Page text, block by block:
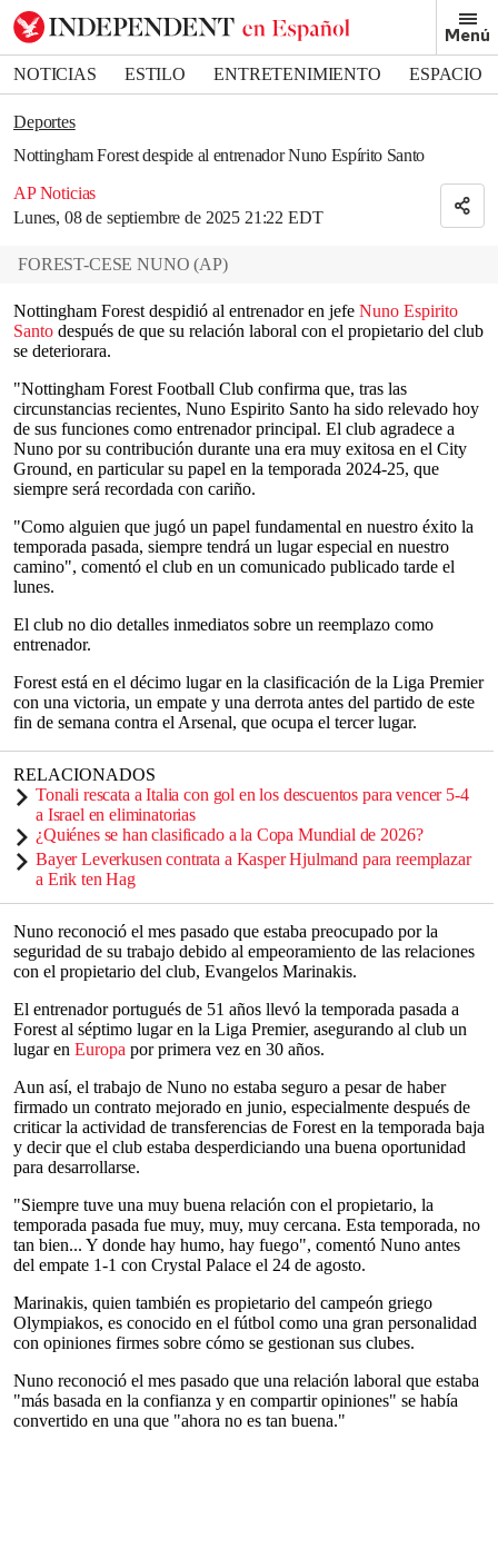
Menú
NOTICIAS ESTILO ENTRETENIMIENTO
ESPACIO
DEPORTES
Deportes
Nottingham Forest despide al entrenador Nuno Espírito Santo
AP Noticias
Lunes, 08 de septiembre de 2025 21:22 EDT
Bookmark popover
Removed from bookmarks
Close popover
FOREST-CESE NUNO (AP)
Nottingham Forest despidió al entrenador en jefe Nuno Espirito
Santo después de que su relación laboral con el propietario del club
se deteriorara.
"Nottingham Forest Football Club confirma que, tras las
circunstancias recientes, Nuno Espirito Santo ha sido relevado hoy
de sus funciones como entrenador principal. El club agradece a
Nuno por su contribución durante una era muy exitosa en el City
Ground, en particular su papel en la temporada 2024-25, que
siempre será recordada con cariño.
"Como alguien que jugó un papel fundamental en nuestro éxito la
temporada pasada, siempre tendrá un lugar especial en nuestro
camino", comentó el club en un comunicado publicado tarde el
lunes.
El club no dio detalles inmediatos sobre un reemplazo como
entrenador.
Forest está en el décimo lugar en la clasificación de la Liga Premier
con una victoria, un empate y una derrota antes del partido de este
fin de semana contra el Arsenal, que ocupa el tercer lugar.
RELACIONADOS
Tonali rescata a Italia con gol en los descuentos para vencer 5-4
a Israel en eliminatorias
¿Quiénes se han clasificado a la Copa Mundial de 2026?
Bayer Leverkusen contrata a Kasper Hjulmand para reemplazar
a Erik ten Hag
Nuno reconoció el mes pasado que estaba preocupado por la
seguridad de su trabajo debido al empeoramiento de las relaciones
con el propietario del club, Evangelos Marinakis.
El entrenador portugués de 51 años llevó la temporada pasada a
Forest al séptimo lugar en la Liga Premier, asegurando al club un
lugar en Europa por primera vez en 30 años.
Aun así, el trabajo de Nuno no estaba seguro a pesar de haber
firmado un contrato mejorado en junio, especialmente después de
criticar la actividad de transferencias de Forest en la temporada baja
y decir que el club estaba desperdiciando una buena oportunidad
para desarrollarse.
"Siempre tuve una muy buena relación con el propietario, la
temporada pasada fue muy, muy, muy cercana. Esta temporada, no
tan bien... Y donde hay humo, hay fuego", comentó Nuno antes
del empate 1-1 con Crystal Palace el 24 de agosto.
Marinakis, quien también es propietario del campeón griego
Olympiakos, es conocido en el fútbol como una gran personalidad
con opiniones firmes sobre cómo se gestionan sus clubes.
Nuno reconoció el mes pasado que una relación laboral que estaba
"más basada en la confianza y en compartir opiniones" se había
convertido en una que "ahora no es tan buena."